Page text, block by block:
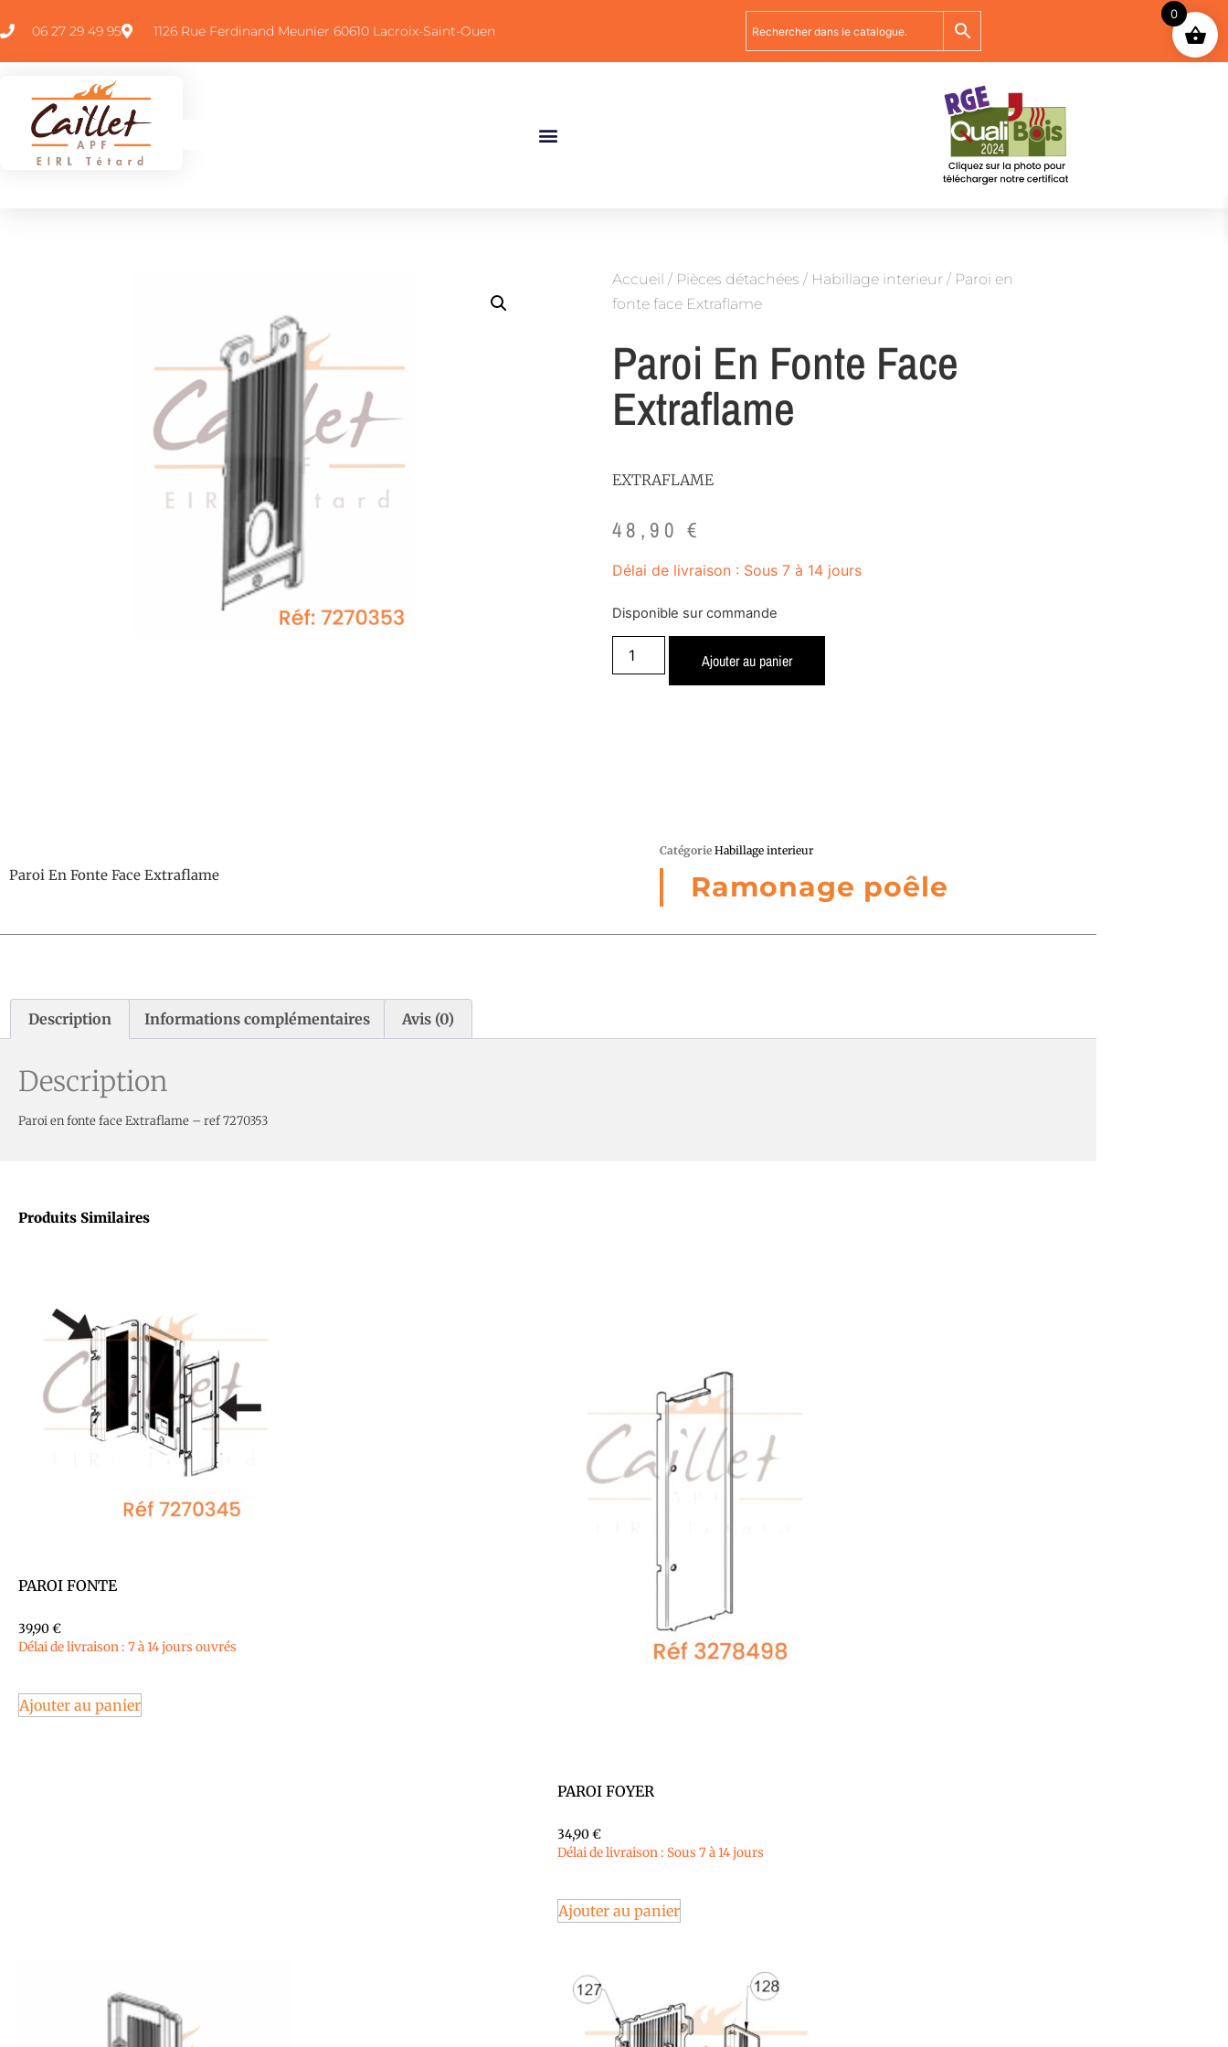
06 27 29 49 95 1126 Rue Ferdinand Meunier 60610 Lacroix-Saint-Ouen
Accueil / Pièces détachées / Habillage interieur / Paroi en
fonte face Extraflame
Paroi En Fonte Face
Extraflame
EXTRAFLAME
48,90€
Délai de livraison : Sous 7 à 14 jours
Disponible sur commande
Ajouter au panier
Paroi En Fonte Face Extraflame
Catégorie Habillage interieur
Ramonage poêle
Description Informations complémentaires Avis (0)
Description
Paroi en fonte face Extraflame – ref 7270353
Produits Similaires
PAROI FONTE
39,90€
Délai de livraison : 7 à 14 jours ouvrés
Ajouter au panier
PAROI FOYER
34,90€
Délai de livraison : Sous 7 à 14 jours
Ajouter au panier
0